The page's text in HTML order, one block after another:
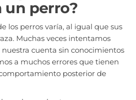
un perro?
los perros varía, al igual que sus
Muchas veces intentamos
cuenta sin conocimientos
a muchos errores que tienen
posterior de